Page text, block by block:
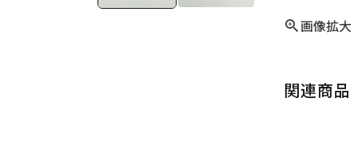
画像拡大
関連商品